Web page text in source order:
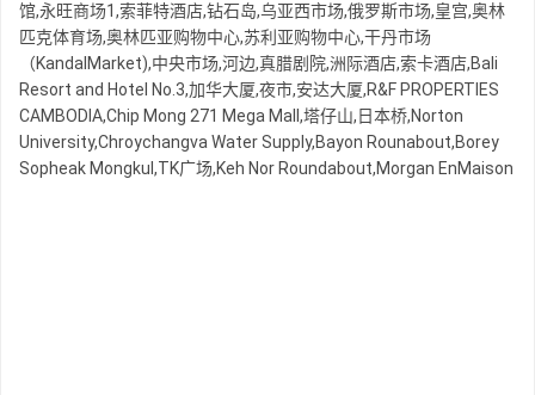
馆,永旺商场1,索菲特酒店,钻石岛,乌亚西市场,俄罗斯市场,皇宫,奥林
匹克体育场,奥林匹亚购物中心,苏利亚购物中心,干丹市场
（KandalMarket),中央市场,河边,真腊剧院,洲际酒店,索卡酒店,Bali
Resort and Hotel No.3,加华大厦,夜市,安达大厦,R&F PROPERTIES
CAMBODIA,Chip Mong 271 Mega Mall,塔仔山,日本桥,Norton
University,Chroychangva Water Supply,Bayon Rounabout,Borey
Sopheak Mongkul,TK广场,Keh Nor Roundabout,Morgan EnMaison